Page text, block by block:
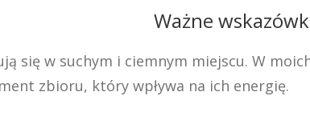
Ważne
się w suchym i ciemnym miejscu. W
zbioru, który wpływa na ich energię.